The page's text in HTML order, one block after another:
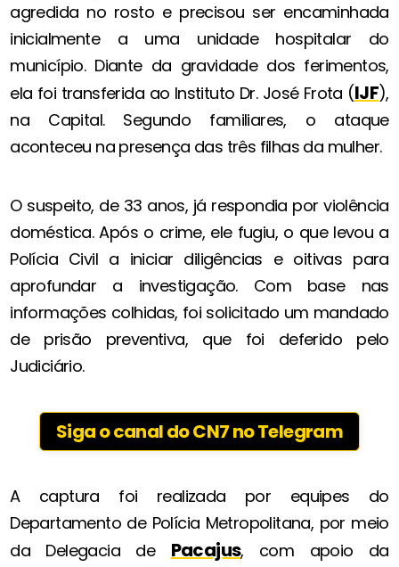
agredida no rosto e precisou ser encaminhada
inicialmente a uma unidade hospitalar do
município. Diante da gravidade dos ferimentos,
ela foi transferida ao Instituto Dr. José Frota (IJF),
na Capital. Segundo familiares, o ataque
aconteceu na presença das três filhas da mulher.
O suspeito, de 33 anos, já respondia por violência
doméstica. Após o crime, ele fugiu, o que levou a
Polícia Civil a iniciar diligências e oitivas para
aprofundar a investigação. Com base nas
informações colhidas, foi solicitado um mandado
de prisão preventiva, que foi deferido pelo
Judiciário.
Siga o canal do CN7 no Telegram
A captura foi realizada por equipes do
Departamento de Polícia Metropolitana, por meio
da Delegacia de Pacajus, com apoio da